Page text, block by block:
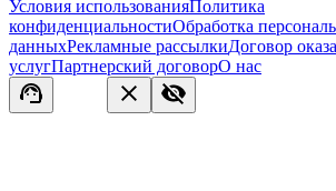
Условия использованияПолитика
конфиденциальностиОбработка
данныхРекламные рассылкиДоговор
услугПартнерский договорО нас